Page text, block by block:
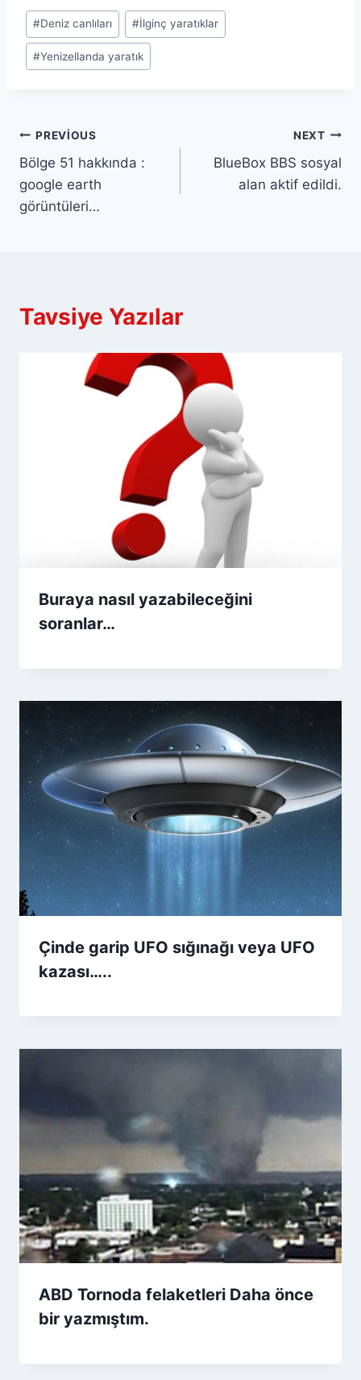
Post
Tags:
#Deniz canlıları #İlginç yaratıklar
#Yenizellanda yaratık
Yazı
gezinmesi
PREVIOUS
Bölge 51 hakkında :
google earth
görüntüleri…
NEXT
BlueBox BBS sosyal
alan aktif edildi.
Tavsiye Yazılar
Buraya nasıl yazabileceğini
soranlar…
Çinde garip UFO sığınağı veya UFO
kazası…..
ABD Tornoda felaketleri Daha önce
bir yazmıştım.